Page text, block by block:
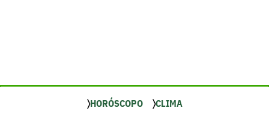
HORÓSCOPO CLIMA